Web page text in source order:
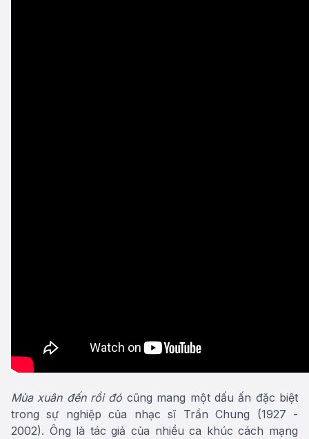
Mùa xuân đến rồi đó cũng mang một dấu ấn đặc biệt
trong sự nghiệp của nhạc sĩ Trần Chung (1927 -
2002). Ông là tác giả của nhiều ca khúc cách mạng